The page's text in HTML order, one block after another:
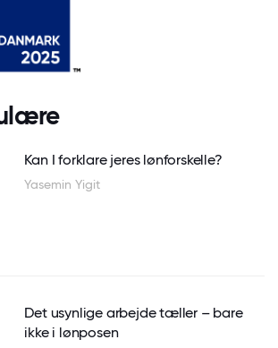
Kan I forklare jeres lønforskelle?
Yasemin Yigit
Det usynlige arbejde tæller – bare
ikke i lønposen